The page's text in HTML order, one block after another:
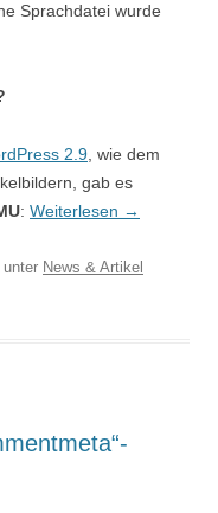
Sprachdatei wurde
2.9 , wie dem
gab es
: Weiterlesen →
unter News & Artikel